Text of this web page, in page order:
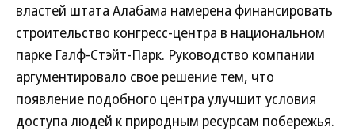
властей штата Алабама намерена финансировать
строительство конгресс-центра в национальном
парке Галф-Стэйт-Парк. Руководство компании
аргументировало свое решение тем, что
появление подобного центра улучшит условия
доступа людей к природным ресурсам побережья.